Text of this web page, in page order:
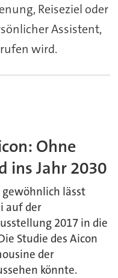
Reiseziel oder
Assistent,
wird.
Ohne
ins Jahr 2030
lässt
auf der
2017 in die
Studie des Aicon
der
könnte.